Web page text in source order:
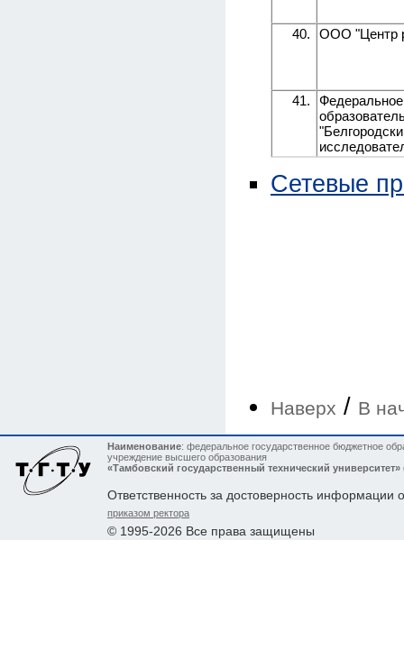
40. ООО "Центр
41.
Федеральное
Сетевые
Наверх / В
Наименование: федеральное государственное бюджетное
учреждение высшего образования
«Тамбовский государственный технический
Ответственность за достоверность информации
приказом ректора
© 1995-2026 Все права защищены